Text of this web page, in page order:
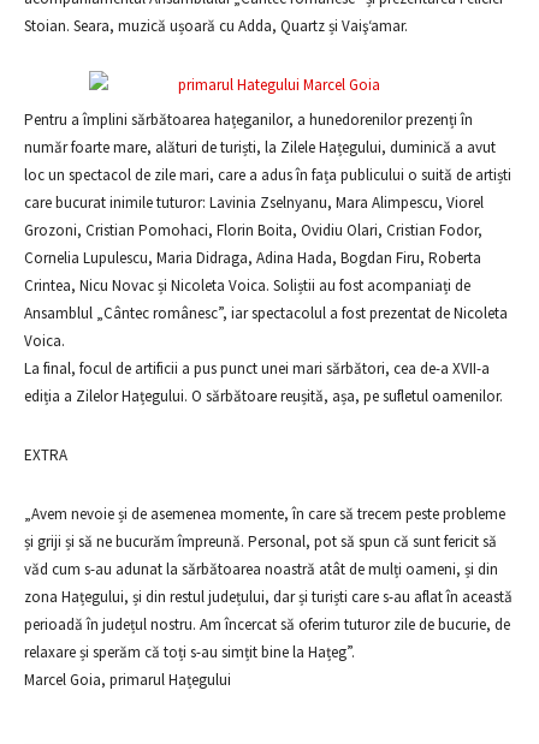
Stoian. Seara, muzică ușoară cu Adda, Quartz și Vaiş‘amar.
Pentru a împlini sărbătoarea hațeganilor, a hunedorenilor prezenți în
număr foarte mare, alături de turiști, la Zilele Hațegului, duminică a avut
loc un spectacol de zile mari, care a adus în fața publicului o suită de artiști
care bucurat inimile tuturor: Lavinia Zselnyanu, Mara Alimpescu, Viorel
Grozoni, Cristian Pomohaci, Florin Boita, Ovidiu Olari, Cristian Fodor,
Cornelia Lupulescu, Maria Didraga, Adina Hada, Bogdan Firu, Roberta
Crintea, Nicu Novac și Nicoleta Voica. Soliștii au fost acompaniați de
Ansamblul „Cântec românesc”, iar spectacolul a fost prezentat de Nicoleta
Voica.
La final, focul de artificii a pus punct unei mari sărbători, cea de-a XVII-a
ediția a Zilelor Hațegului. O sărbătoare reușită, așa, pe sufletul oamenilor.
EXTRA
„Avem nevoie și de asemenea momente, în care să trecem peste probleme
și griji și să ne bucurăm împreună. Personal, pot să spun că sunt fericit să
văd cum s-au adunat la sărbătoarea noastră atât de mulți oameni, și din
zona Hațegului, și din restul județului, dar și turiști care s-au aflat în această
perioadă în județul nostru. Am încercat să oferim tuturor zile de bucurie, de
relaxare și sperăm că toți s-au simțit bine la Hațeg”.
Marcel Goia, primarul Hațegului